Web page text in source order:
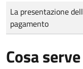
Tipo di pagamento
Importo
La presentazione
pagamento
Cosa serve